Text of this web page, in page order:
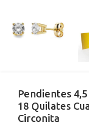
Pendientes
18 Quilates
Circonita